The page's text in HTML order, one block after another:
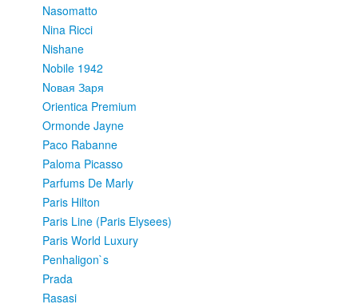
Nasomatto
Nina Ricci
Nishane
Nobile 1942
Nовая Заря
Orientica Premium
Ormonde Jayne
Paco Rabanne
Paloma Picasso
Parfums De Marly
Paris Hilton
Paris Line (Paris Elysees)
Paris World Luxury
Penhaligon`s
Prada
Rasasi